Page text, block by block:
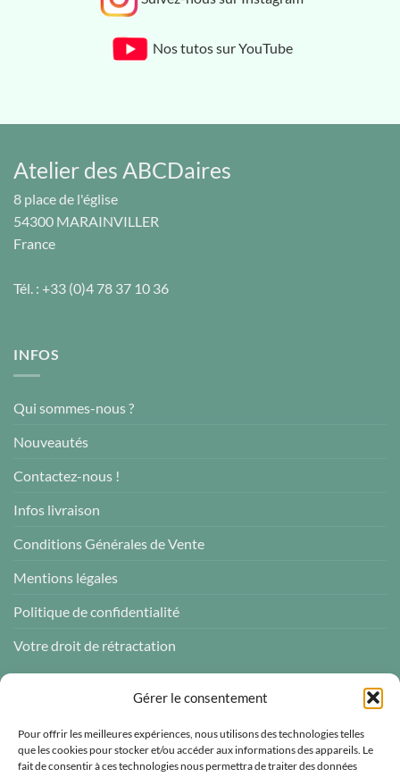
Gérer le consentement
Pour offrir les meilleures expériences, nous utilisons des technologies telles
que les cookies pour stocker et/ou accéder aux informations des appareils. Le
fait de consentir à ces technologies nous permettra de traiter des données
Nos tutos sur YouTube
Atelier des ABCDaires
8 place de l'église
54300 MARAINVILLER
France
Tél. : +33 (0)4 78 37 10 36
INFOS
Qui sommes-nous ?
Nouveautés
Contactez-nous !
Infos livraison
Conditions Générales de Vente
Mentions légales
Politique de confidentialité
Votre droit de rétractation